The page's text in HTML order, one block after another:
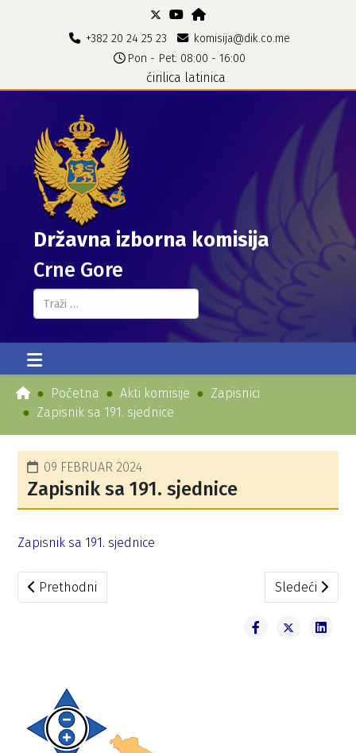
+382 20 24 25 23
komisija@dik.co.me
Pon - Pet: 08:00 - 16:00
ćirilica latinica
Državna izborna komisija
Crne Gore
Pretraga...
Početna Akti komisije
Zapisnici
Zapisnik sa 191. sjednice
09 FEBRUAR 2024
Zapisnik sa 191. sjednice
Zapisnik sa 191. sjednice
Prethodni članak: Zapisnik sa 192. sjednice
Prethodni Sledeći
Sledeći